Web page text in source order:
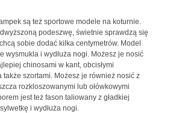
są też sportowe modele na koturnie.
podeszwę, świetnie sprawdzą się
sobie dodać kilka centymetrów. Model
wysmukla i wydłuża nogi. Możesz je nosić
chinosami w kant, obcisłymi
także szortami. Możesz je również nosić z
rozkloszowanymi lub ołówkowymi
jest też fason taliowany z gładkiej
i wydłuża nogi.